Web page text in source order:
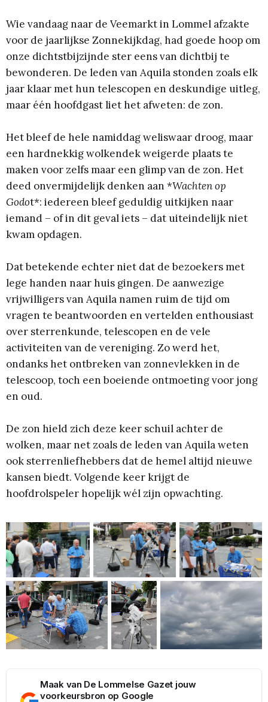
Wie vandaag naar de Veemarkt in Lommel afzakte
voor de jaarlijkse Zonnekijkdag, had goede hoop om
onze dichtstbijzijnde ster eens van dichtbij te
bewonderen. De leden van Aquila stonden zoals elk
jaar klaar met hun telescopen en deskundige uitleg,
maar één hoofdgast liet het afweten: de zon.
Het bleef de hele namiddag weliswaar droog, maar
een hardnekkig wolkendek weigerde plaats te
maken voor zelfs maar een glimp van de zon. Het
deed onvermijdelijk denken aan *Wachten op
Godot*: iedereen bleef geduldig uitkijken naar
iemand – of in dit geval iets – dat uiteindelijk niet
kwam opdagen.
Dat betekende echter niet dat de bezoekers met
lege handen naar huis gingen. De aanwezige
vrijwilligers van Aquila namen ruim de tijd om
vragen te beantwoorden en vertelden enthousiast
over sterrenkunde, telescopen en de vele
activiteiten van de vereniging. Zo werd het,
ondanks het ontbreken van zonnevlekken in de
telescoop, toch een boeiende ontmoeting voor jong
en oud.
De zon hield zich deze keer schuil achter de
wolken, maar net zoals de leden van Aquila weten
ook sterrenliefhebbers dat de hemel altijd nieuwe
kansen biedt. Volgende keer krijgt de
hoofdrolspeler hopelijk wél zijn opwachting.
Maak van De Lommelse Gazet jouw
voorkeursbron op Google